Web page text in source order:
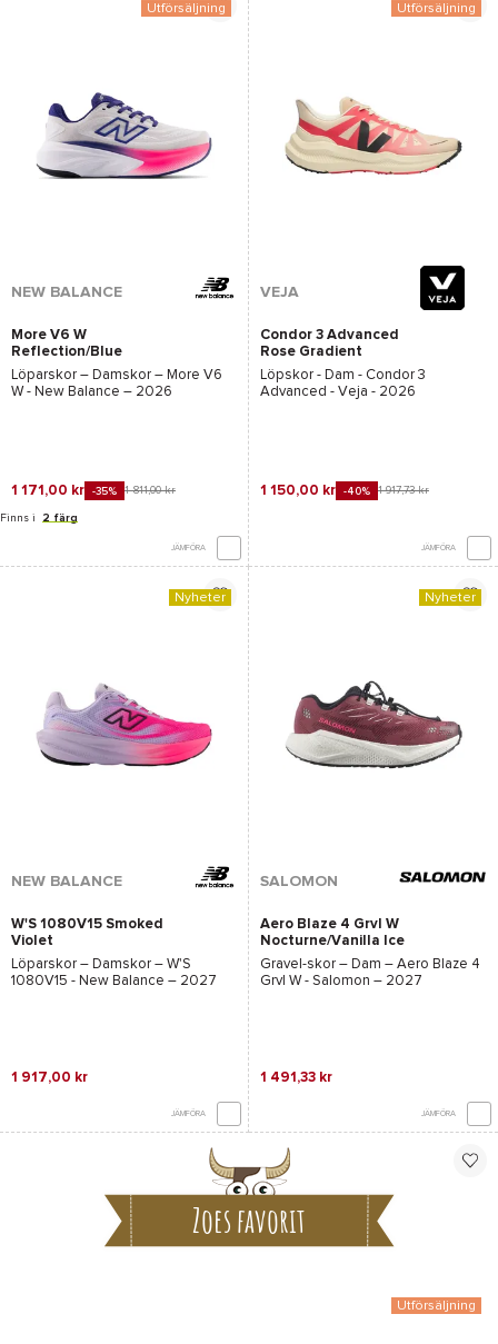
Utförsäljning
NEW BALANCE
More V6 W
Reflection/Blue
Oyster/Pink Heat
Löparskor – Damskor – More V6
W - New Balance – 2026
1 171,00 kr -35% 1 811,00 kr
Finns i 2 färg
JÄMFÖRA
Utförsäljning
VEJA
Condor 3 Advanced
Rose Gradient
Calcaire
Löpskor - Dam - Condor 3
Advanced - Veja - 2026
1 150,00 kr -40% 1 917,73 kr
JÄMFÖRA
Nyheter
NEW BALANCE
W'S 1080V15 Smoked
Violet
Löparskor – Damskor – W'S
1080V15 - New Balance – 2027
1 917,00 kr
JÄMFÖRA
Nyheter
SALOMON
Aero Blaze 4 Grvl W
Nocturne/Vanilla Ice
Gravel-skor – Dam – Aero Blaze 4
Grvl W - Salomon – 2027
1 491,33 kr
JÄMFÖRA
Zoes favorit
Utförsäljning